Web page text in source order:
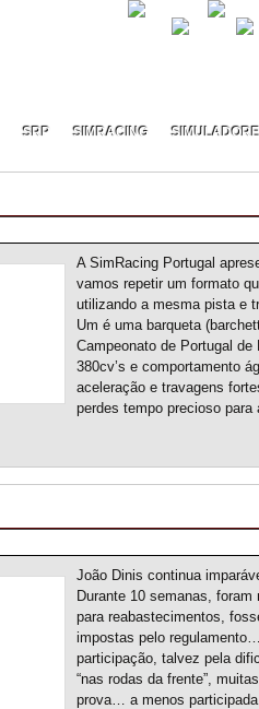
SRP SIMRACING
A SimRacing Portugal
vamos repetir um formato
utilizando a mesma pista e
Um é uma barqueta
Campeonato de Portugal
380cv’s e comportamento
aceleração e travagens
perdes tempo precioso
João Dinis continua
Durante 10 semanas,
para reabastecimentos,
impostas pelo
participação, talvez pela
“nas rodas da frente”,
prova… a menos